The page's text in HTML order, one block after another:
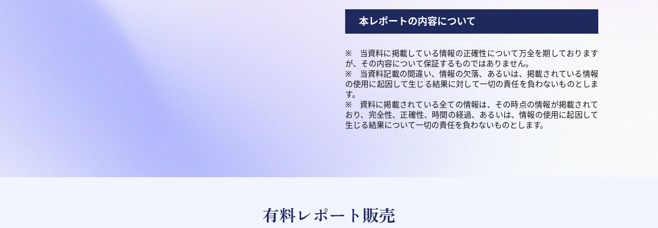
本レポートの内容について
※ 当資料に掲載している情報の正確性について万全を期しております
が、その内容について保証するものではありません。
※ 当資料記載の間違い、情報の欠落、あるいは、掲載されている情報
の使用に起因して生じる結果に対して一切の責任を負わないものとしま
す。
※ 資料に掲載されている全ての情報は、その時点の情報が掲載されて
おり、完全性、正確性、時間の経過、あるいは、情報の使用に起因して
生じる結果について一切の責任を負わないものとします。
有料レポート販売